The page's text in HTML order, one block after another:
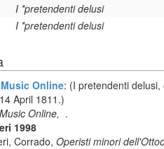
I *pretendenti delusi
I *pretendenti delusi
Online: (I pretendenti
April 1811.)
Online, .
1998
Corrado, Operisti minori